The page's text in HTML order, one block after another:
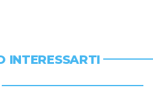
INTERESSARTI